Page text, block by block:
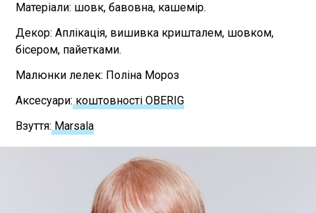
Матеріали: шовк, бавовна, кашемір.
Декор: Аплікація, вишивка кришталем, шовком,
бісером, пайетками.
Малюнки лелек: Поліна Мороз
Аксесуари: коштовності OBERIG
Взуття: Marsala